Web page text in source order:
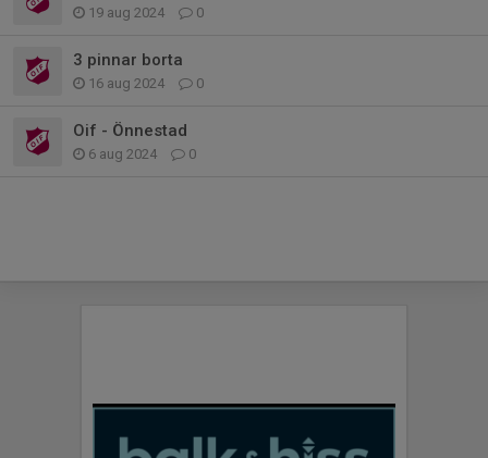
19 aug 2024 0
3 pinnar borta
16 aug 2024 0
Oif - Önnestad
6 aug 2024 0